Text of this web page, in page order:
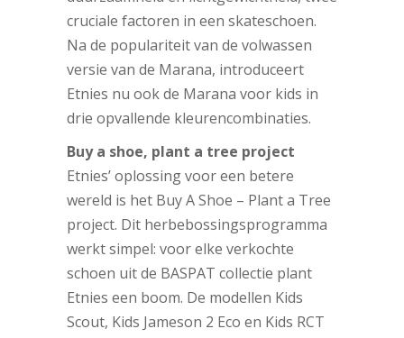
cruciale factoren in een skateschoen.
Na de populariteit van de volwassen
versie van de Marana, introduceert
Etnies nu ook de Marana voor kids in
drie opvallende kleurencombinaties.
Buy a shoe, plant a tree project
Etnies’ oplossing voor een betere
wereld is het Buy A Shoe – Plant a Tree
project. Dit herbebossingsprogramma
werkt simpel: voor elke verkochte
schoen uit de BASPAT collectie plant
Etnies een boom. De modellen Kids
Scout, Kids Jameson 2 Eco en Kids RCT